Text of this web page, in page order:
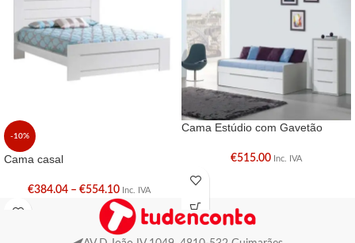
-10%
Cama casal
€384.04 – €554.10 Inc. IVA
Cama Estúdio com Gavetão
€515.00 Inc. IVA